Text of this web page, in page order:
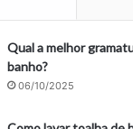
Qual a melhor
banho?
06/10/2025